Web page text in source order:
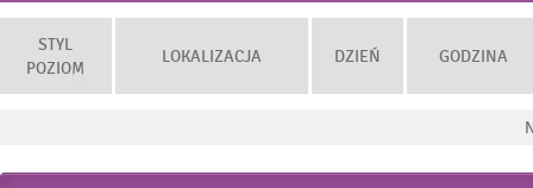
STYL
POZIOM
LOKALIZACJA DZIEŃ GODZINA